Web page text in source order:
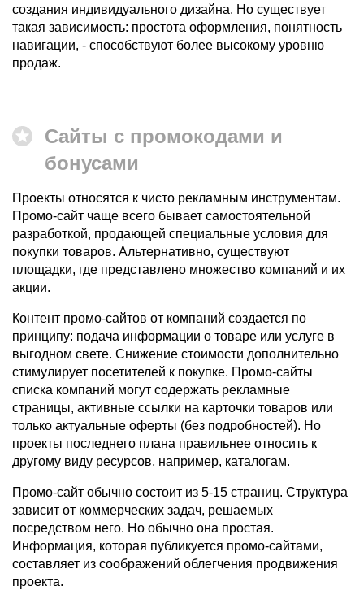
создания индивидуального дизайна. Но существует
такая зависимость: простота оформления, понятность
навигации, - способствуют более высокому уровню
продаж.
Сайты с промокодами и
бонусами
Проекты относятся к чисто рекламным инструментам.
Промо-сайт чаще всего бывает самостоятельной
разработкой, продающей специальные условия для
покупки товаров. Альтернативно, существуют
площадки, где представлено множество компаний и их
акции.
Контент промо-сайтов от компаний создается по
принципу: подача информации о товаре или услуге в
выгодном свете. Снижение стоимости дополнительно
стимулирует посетителей к покупке. Промо-сайты
списка компаний могут содержать рекламные
страницы, активные ссылки на карточки товаров или
только актуальные оферты (без подробностей). Но
проекты последнего плана правильнее относить к
другому виду ресурсов, например, каталогам.
Промо-сайт обычно состоит из 5-15 страниц. Структура
зависит от коммерческих задач, решаемых
посредством него. Но обычно она простая.
Информация, которая публикуется промо-сайтами,
составляет из соображений облегчения продвижения
проекта.